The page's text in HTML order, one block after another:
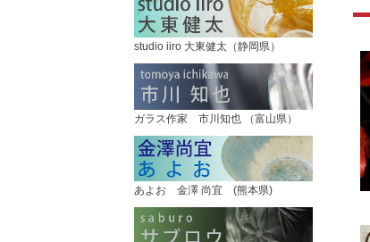
studio iiro 大東健太（静岡県）
ガラス作家 市川知也 （富山県）
あよお 金澤 尚宜 (熊本県)